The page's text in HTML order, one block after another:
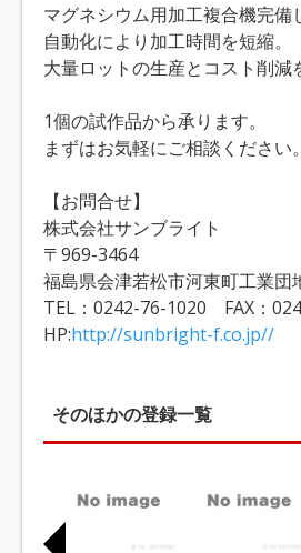
マグネシウム用加工複合機完備
自動化により加工時間を短縮。
大量ロットの生産とコスト削減
1個の試作品から承ります。
まずはお気軽にご相談ください。
【お問合せ】
株式会社サンブライト
〒969-3464
福島県会津若松市河東町工業団
TEL：0242-76-1020 FAX：
HP:http://sunbright-f.co.jp//
そのほかの登録一覧